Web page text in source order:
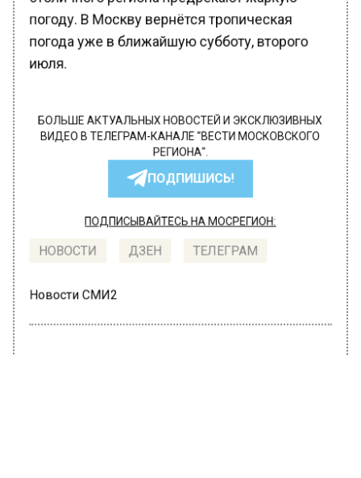
погоду. В Москву вернётся тропическая
погода уже в ближайшую субботу, второго
июля.
БОЛЬШЕ АКТУАЛЬНЫХ НОВОСТЕЙ И ЭКСКЛЮЗИВНЫХ
ВИДЕО В ТЕЛЕГРАМ-КАНАЛЕ "ВЕСТИ МОСКОВСКОГО
РЕГИОНА".
ПОДПИШИСЬ!
ПОДПИСЫВАЙТЕСЬ НА МОСРЕГИОН:
НОВОСТИ ДЗЕН ТЕЛЕГРАМ
Новости СМИ2